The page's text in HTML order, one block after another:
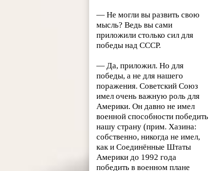
— Не могли вы развить свою
мысль? Ведь вы сами
приложили столько сил для
победы над СССР.
— Да, приложил. Но для
победы, а не для нашего
поражения. Советский Союз
имел очень важную роль для
Америки. Он давно не имел
военной способности победить
нашу страну (прим. Хазина:
собственно, никогда не имел,
как и Соединённые Штаты
Америки до 1992 года
победить в военном плане